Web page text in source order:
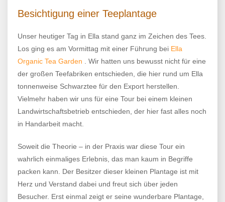
Besichtigung einer Teeplantage
Unser heutiger Tag in Ella stand ganz im Zeichen des Tees.
Los ging es am Vormittag mit einer Führung bei Ella
Organic Tea Garden . Wir hatten uns bewusst nicht für eine
der großen Teefabriken entschieden, die hier rund um Ella
tonnenweise Schwarztee für den Export herstellen.
Vielmehr haben wir uns für eine Tour bei einem kleinen
Landwirtschaftsbetrieb entschieden, der hier fast alles noch
in Handarbeit macht.
Soweit die Theorie – in der Praxis war diese Tour ein
wahrlich einmaliges Erlebnis, das man kaum in Begriffe
packen kann. Der Besitzer dieser kleinen Plantage ist mit
Herz und Verstand dabei und freut sich über jeden
Besucher. Erst einmal zeigt er seine wunderbare Plantage,